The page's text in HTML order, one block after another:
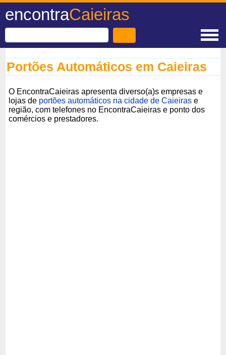
encontraCaieiras
Portões Automáticos em Caieiras
O EncontraCaieiras apresenta diverso(a)s empresas e
lojas de portões automáticos na cidade de Caieiras e
região, com telefones no EncontraCaieiras e ponto dos
comércios e prestadores.